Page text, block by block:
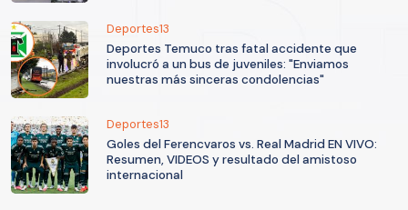
Deportes13
Deportes Temuco tras fatal accidente que
involucró a un bus de juveniles: "Enviamos
nuestras más sinceras condolencias"
Deportes13
Goles del Ferencvaros vs. Real Madrid EN VIVO:
Resumen, VIDEOS y resultado del amistoso
internacional